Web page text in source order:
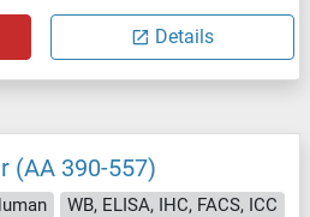
Details
(AA 390-557)
WB, ELISA, IHC, FACS, ICC